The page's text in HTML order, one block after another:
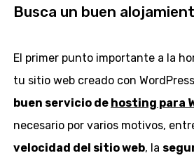
Busca un buen
El primer punto importante a la
tu sitio web creado con
buen servicio de hosting para
necesario por varios motivos,
velocidad del sitio web, la